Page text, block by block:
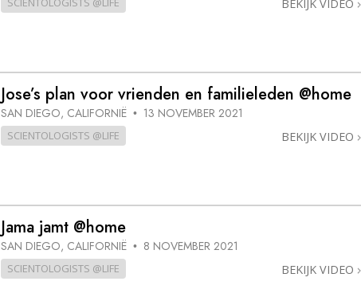
BEKIJK VIDEO
Jose’s plan voor vrienden en familieleden @home
SAN DIEGO, CALIFORNIË • 13 NOVEMBER 2021
SCIENTOLOGISTS @LIFE BEKIJK VIDEO
Jama jamt @home
SAN DIEGO, CALIFORNIË • 8 NOVEMBER 2021
SCIENTOLOGISTS @LIFE BEKIJK VIDEO